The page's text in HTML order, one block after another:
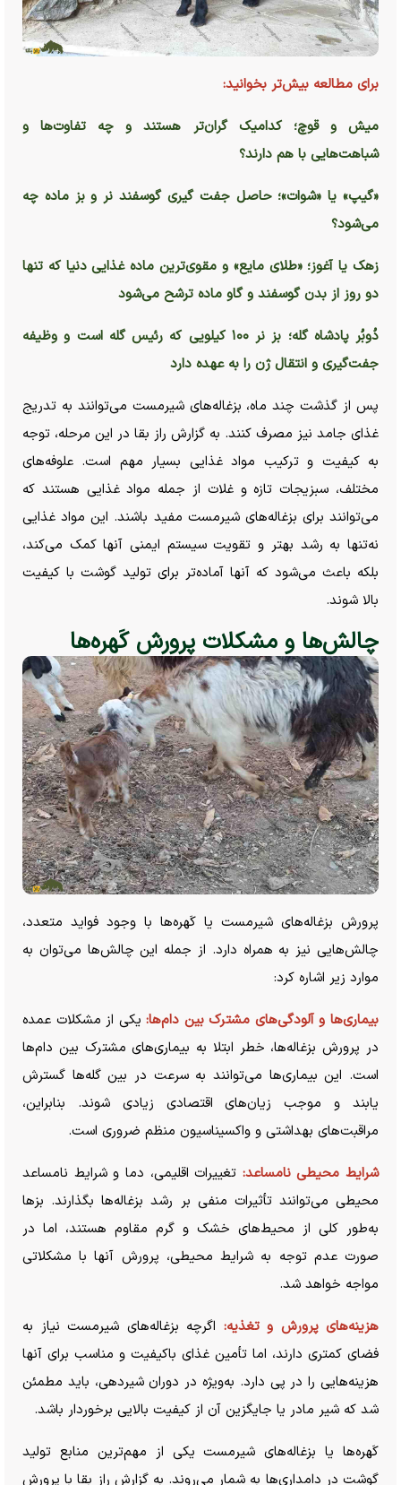
برای مطالعه بیش‌تر بخوانید:
میش و قوچ؛ کدامیک گران‌تر هستند و چه تفاوت‌ها و
شباهت‌هایی با هم دارند؟
«گیپ» یا «شوات»؛ حاصل جفت گیری گوسفند نر و بز ماده چه
می‌شود؟
زهک یا آغوز؛ «طلای مایع» و مقوی‌ترین ماده غذایی دنیا که تنها
دو روز از بدن گوسفند و گاو ماده ترشح می‌شود
دُوبُر پادشاه گله؛ بز نر ۱۰۰ کیلویی که رئیس گله است و وظیفه
جفت‌گیری و انتقال ژن را به عهده دارد
پس از گذشت چند ماه، بزغاله‌های شیرمست می‌توانند به تدریج
غذای جامد نیز مصرف کنند. به گزارش راز بقا در این مرحله، توجه
به کیفیت و ترکیب مواد غذایی بسیار مهم است. علوفه‌های
مختلف، سبزیجات تازه و غلات از جمله مواد غذایی هستند که
می‌توانند برای بزغاله‌های شیرمست مفید باشند. این مواد غذایی
نه‌تنها به رشد بهتر و تقویت سیستم ایمنی آنها کمک می‌کند،
بلکه باعث می‌شود که آنها آماده‌تر برای تولید گوشت با کیفیت
بالا شوند.
چالش‌ها و مشکلات پرورش کَهره‌ها
پرورش بزغاله‌های شیرمست یا کَهره‌ها با وجود فواید متعدد،
چالش‌هایی نیز به همراه دارد. از جمله این چالش‌ها می‌توان به
موارد زیر اشاره کرد:
بیماری‌ها و آلودگی‌های مشترک بین دام‌ها:یکی از مشکلات عمده
در پرورش بزغاله‌ها، خطر ابتلا به بیماری‌های مشترک بین دام‌ها
است. این بیماری‌ها می‌توانند به سرعت در بین گله‌ها گسترش
یابند و موجب زیان‌های اقتصادی زیادی شوند. بنابراین،
مراقبت‌های بهداشتی و واکسیناسیون منظم ضروری است.
شرایط محیطی نامساعد: تغییرات اقلیمی، دما و شرایط نامساعد
محیطی می‌توانند تأثیرات منفی بر رشد بزغاله‌ها بگذارند. بز‌ها
به‌طور کلی از محیط‌های خشک و گرم مقاوم هستند، اما در
صورت عدم توجه به شرایط محیطی، پرورش آنها با مشکلاتی
مواجه خواهد شد.
هزینه‌های پرورش و تغذیه: اگرچه بزغاله‌های شیرمست نیاز به
فضای کمتری دارند، اما تأمین غذای باکیفیت و مناسب برای آنها
هزینه‌هایی را در پی دارد. به‌ویژه در دوران شیردهی، باید مطمئن
شد که شیر مادر یا جایگزین آن از کیفیت بالایی برخوردار باشد.
کَهره‌ها یا بزغاله‌های شیرمست یکی از مهم‌ترین منابع تولید
گوشت در دامداری‌ها به شمار می‌روند. به گزارش راز بقا با پرورش